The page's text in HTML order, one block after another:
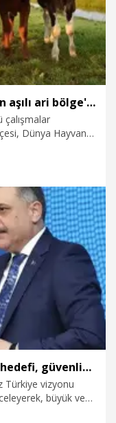
Gökçeada'ya, 'şap hastalığından aşılı ari bölge' statüsü tanındı
çalışmalar
Dünya Hayvan
Bakan Çiftçi: Terörsüz Türkiye hedefi, güvenlikten taviz anlamına gelmez
Türkiye vizyonu
büyük ve